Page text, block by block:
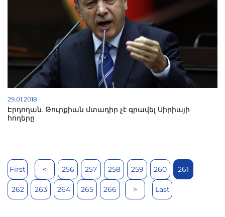
29.01.2018
Էրդողան. Թուրքիան մտադիր չէ գրավել Սիրիայի
հողերը
First < 256 257 258 259 260 261
262 263 264 265 266 > Last